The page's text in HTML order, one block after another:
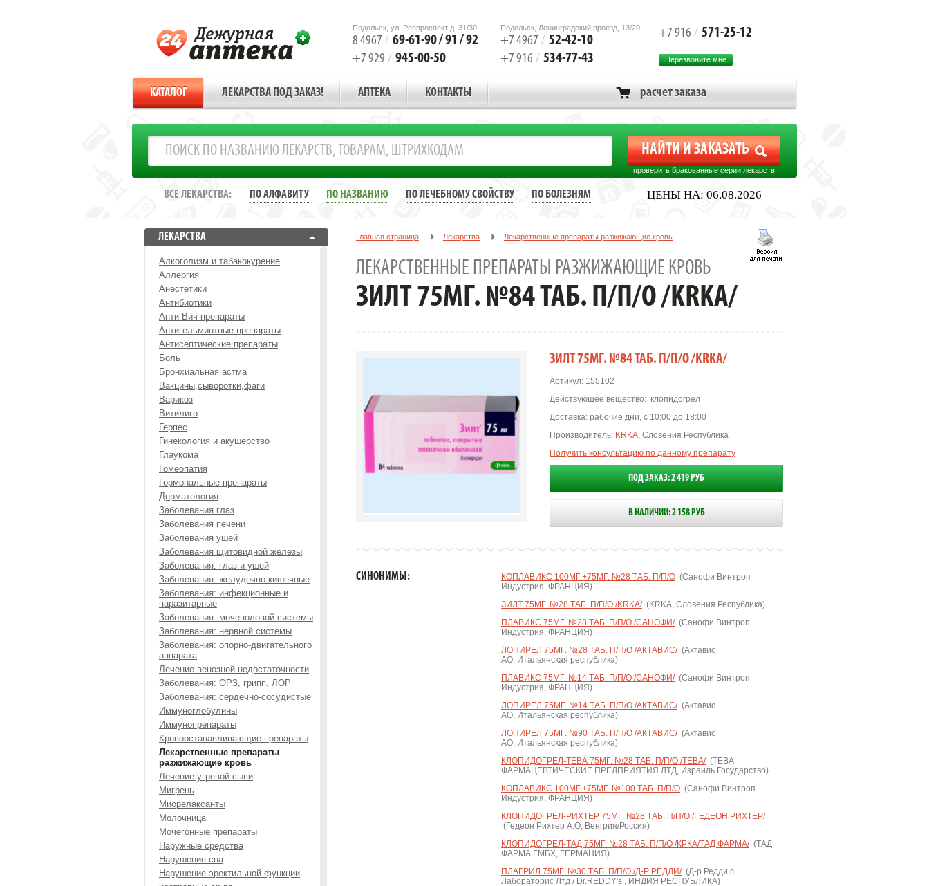
Подольск, ул. Ревпроспект д. 31/30
8 4967 / 69-61-90 / 91 / 92
+7 929 / 945-00-50
Подольск, Ленинградский проезд, 13/20
+7 4967 / 52-42-10
+7 916 / 534-77-43
+7 916 / 571-25-12
Перезвоните мне
КАТАЛОГ ЛЕКАРСТВА ПОД ЗАКАЗ! АПТЕКА КОНТАКТЫ расчет заказа
проверить бракованные серии лекарств
ЦЕНЫ НА: 06.08.2026
ВСЕ ЛЕКАРСТВА: ПО АЛФАВИТУ ПО НАЗВАНИЮ ПО ЛЕЧЕБНОМУ СВОЙСТВУ ПО БОЛЕЗНЯМ
ЛЕКАРСТВА
Алкоголизм и табакокурение
Аллергия
Анестетики
Антибиотики
Анти-Вич препараты
Антигельминтные препараты
Антисептические препараты
Боль
Бронхиальная астма
Вакцины,сыворотки,фаги
Варикоз
Витилиго
Герпес
Гинекология и акушерство
Глаукома
Гомеопатия
Гормональные препараты
Дерматология
Заболевания глаз
Заболевания печени
Заболевания ушей
Заболевания щитовидной железы
Заболевания: глаз и ушей
Заболевания: желудочно-кишечные
Заболевания: инфекционные и
паразитарные
Заболевания: мочеполовой системы
Заболевания: нервной системы
Заболевания: опорно-двигательного
аппарата
Лечение венозной недостаточности
Заболевания: ОРЗ, грипп, ЛОР
Заболевания: сердечно-сосудистые
Иммуноглобулины
Иммунопрепараты
Кровоостанавливающие препараты
Лекарственные препараты
разжижающие кровь
Лечение угревой сыпи
Мигрень
Миорелаксанты
Молочница
Мочегонные препараты
Наружные средства
Нарушение сна
Нарушение эректильной функции
Главная страница Лекарства Лекарственные препараты разжижающие кровь
ЛЕКАРСТВЕННЫЕ ПРЕПАРАТЫ РАЗЖИЖАЮЩИЕ КРОВЬ
ЗИЛТ 75МГ. №84 ТАБ. П/П/О /KRKA/
ЗИЛТ 75МГ. №84 ТАБ. П/П/О /KRKA/
Артикул: 155102
Действующее вещество: клопидогрел
Доставка: рабочие дни, с 10:00 до 18:00
Производитель: KRKA, Словения Республика
Получить консультацию по данному препарату
ПОД ЗАКАЗ: 2 419 РУБ
В НАЛИЧИИ: 2 158 РУБ
СИНОНИМЫ: КОПЛАВИКС 100МГ.+75МГ. №28 ТАБ. П/П/О (Санофи Винтроп
Индустрия, ФРАНЦИЯ)
ЗИЛТ 75МГ. №28 ТАБ. П/П/О /KRKA/(KRKA, Словения Республика)
ПЛАВИКС 75МГ. №28 ТАБ. П/П/О /САНОФИ/(Санофи Винтроп
Индустрия, ФРАНЦИЯ)
ЛОПИРЕЛ 75МГ. №28 ТАБ. П/П/О /АКТАВИС/(Актавис
АО, Итальянская республика)
ПЛАВИКС 75МГ. №14 ТАБ. П/П/О /САНОФИ/(Санофи Винтроп
Индустрия, ФРАНЦИЯ)
ЛОПИРЕЛ 75МГ. №14 ТАБ. П/П/О /АКТАВИС/(Актавис
АО, Итальянская республика)
ЛОПИРЕЛ 75МГ. №90 ТАБ. П/П/О /АКТАВИС/(Актавис
АО, Итальянская республика)
КЛОПИДОГРЕЛ-ТЕВА 75МГ. №28 ТАБ. П/П/О /ТЕВА/(ТЕВА
ФАРМАЦЕВТИЧЕСКИЕ ПРЕДПРИЯТИЯ ЛТД, Израиль Государство)
КОПЛАВИКС 100МГ.+75МГ. №100 ТАБ. П/П/О (Санофи Винтроп
Индустрия, ФРАНЦИЯ)
КЛОПИДОГРЕЛ-РИХТЕР 75МГ. №28 ТАБ. П/П/О /ГЕДЕОН РИХТЕР/
(Гедеон Рихтер А.О, Венгрия/Россия)
КЛОПИДОГРЕЛ-ТАД 75МГ. №28 ТАБ. П/П/О /КРКА/ТАД ФАРМА/(ТАД
ФАРМА ГМБХ, ГЕРМАНИЯ)
ПЛАГРИЛ 75МГ. №30 ТАБ. П/П/О /Д-Р РЕДДИ/(Д-р Редди с
Лабораторис Лтд / Dr.REDDY's , ИНДИЯ РЕСПУБЛИКА)